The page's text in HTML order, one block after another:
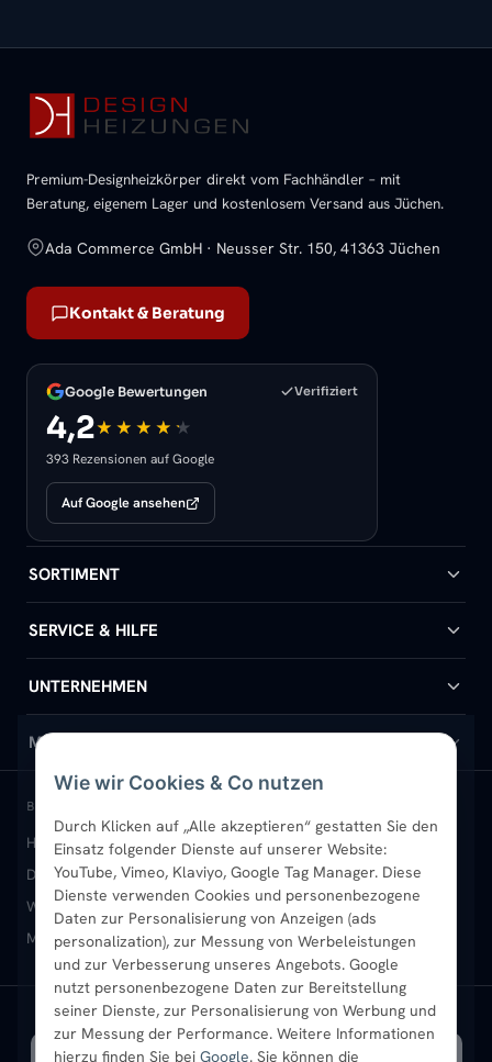
Wie wir Cookies & Co nutzen
Durch Klicken auf „Alle akzeptieren“ gestatten Sie den
Einsatz folgender Dienste auf unserer Website:
YouTube, Vimeo, Klaviyo, Google Tag Manager. Diese
Dienste verwenden Cookies und personenbezogene
Daten zur Personalisierung von Anzeigen (ads
personalization), zur Messung von Werbeleistungen
und zur Verbesserung unseres Angebots. Google
nutzt personenbezogene Daten zur Bereitstellung
seiner Dienste, zur Personalisierung von Werbung und
zur Messung der Performance. Weitere Informationen
hierzu finden Sie bei Google. Sie können die
Premium-Designheizkörper direkt vom Fachhändler – mit
Beratung, eigenem Lager und kostenlosem Versand aus Jüchen.
Ada Commerce GmbH · Neusser Str. 150, 41363 Jüchen
Kontakt & Beratung
Google Bewertungen Verifiziert
4,2
393 Rezensionen auf Google
Auf Google ansehen
SORTIMENT
Badheizkörper
Handtuchheizkörper
Design-Heizkörper
Paneelheizkörper
Vertikal-Heizkörper
Heizkörper-Zubehör
SERVICE & HILFE
Hilfe & Kontakt
Versand & Lieferung
Rückgabe & Widerruf
Garantie & Gewährleistung
Montageservice vor Ort
Sendung verfolgen
UNTERNEHMEN
Wir über uns
Standort & Abholung Jüchen
B2B-Kunden
Karriere
Ratgeber
Bestpreisgarantie
MEIN KONTO
Anmelden / Mein Konto
Merkliste
Newsletter
Aktuelle Angebote
BELIEBTE KATEGORIEN
Heizkörper kaufenBadheizkörperHandtuchheizkörper
Design-HeizkörperPaneelheizkörperVertikal-Heizkörper
Wandheizkörper Wohnraum-Heizkörper Badheizkörper Schwarz
Mischbetrieb-HeizkörperHeizkörper-ZubehörAktuelle Angebote
VERSAND MIT